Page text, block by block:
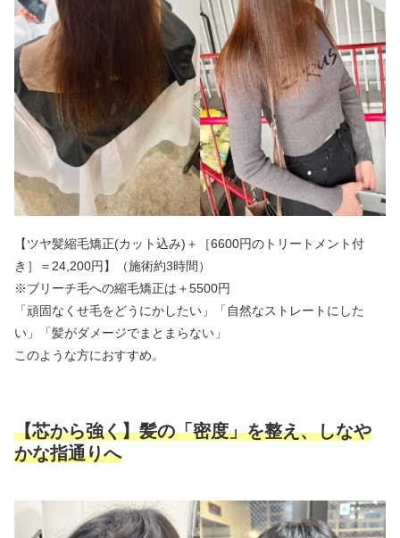
【ツヤ髪縮毛矯正(カット込み)＋［6600円のトリートメント付
き］＝24,200円】（施術約3時間）
※ブリーチ毛への縮毛矯正は＋5500円
「頑固なくせ毛をどうにかしたい」「自然なストレートにした
い」「髪がダメージでまとまらない」
このような方におすすめ。
【芯から強く】髪の「密度」を整え、しなや
かな指通りへ